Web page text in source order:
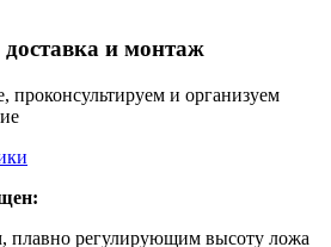
и монтаж
проконсультируем и организуем
плавно регулирующим высоту ложа